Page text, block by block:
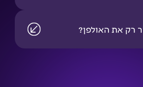
רק את האולפן?